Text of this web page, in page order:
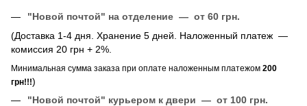
"Новой почтой" на отделение — от 60 грн.
(Доставка 1-4 дня. Хранение 5 дней. Наложенный платеж —
комиссия 20 грн + 2%.
Минимальная сумма заказа при оплате наложенным платежом 200
грн!!!)
"Новой почтой" курьером к двери — от 100 грн.